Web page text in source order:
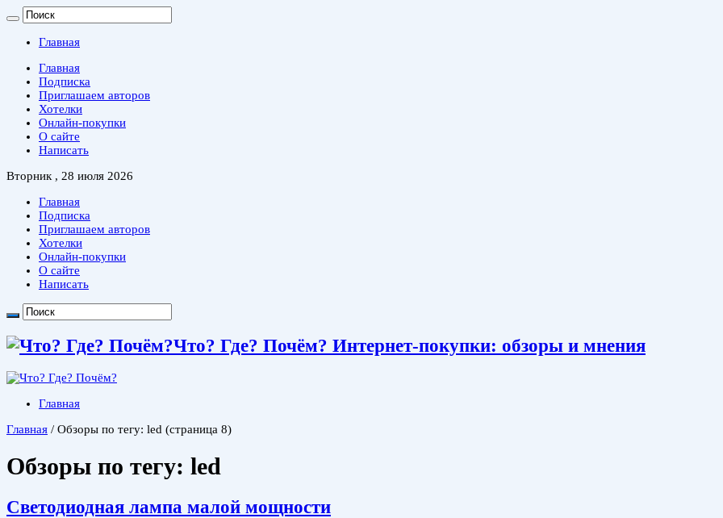
Главная
Главная
Подписка
Приглашаем авторов
Хотелки
Онлайн-покупки
О сайте
Написать
Вторник , 28 июля 2026
Главная
Подписка
Приглашаем авторов
Хотелки
Онлайн-покупки
О сайте
Написать
Что? Где? Почём? Интернет-покупки: обзоры и мнения
Главная
Главная / Обзоры по тегу: led (страница 8)
Обзоры по тегу: led
Светодиодная лампа малой мощности